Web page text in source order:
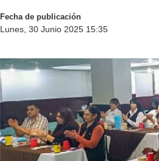
Fecha de publicación
Lunes, 30 Junio 2025 15:35